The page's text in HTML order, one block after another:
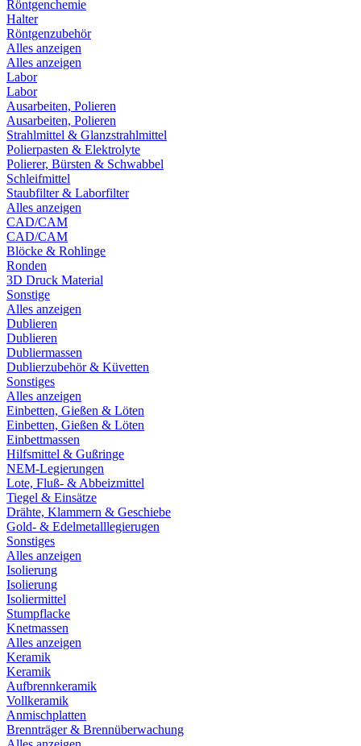
Röntgenchemie
Halter
Röntgenzubehör
Alles anzeigen
Alles anzeigen
Labor
Labor
Ausarbeiten, Polieren
Ausarbeiten, Polieren
Strahlmittel & Glanzstrahlmittel
Polierpasten & Elektrolyte
Polierer, Bürsten & Schwabbel
Schleifmittel
Staubfilter & Laborfilter
Alles anzeigen
CAD/CAM
CAD/CAM
Blöcke & Rohlinge
Ronden
3D Druck Material
Sonstige
Alles anzeigen
Dublieren
Dublieren
Dubliermassen
Dublierzubehör & Küvetten
Sonstiges
Alles anzeigen
Einbetten, Gießen & Löten
Einbetten, Gießen & Löten
Einbettmassen
Hilfsmittel & Gußringe
NEM-Legierungen
Lote, Fluß- & Abbeizmittel
Tiegel & Einsätze
Drähte, Klammern & Geschiebe
Gold- & Edelmetalllegierugen
Sonstiges
Alles anzeigen
Isolierung
Isolierung
Isoliermittel
Stumpflacke
Knetmassen
Alles anzeigen
Keramik
Keramik
Aufbrennkeramik
Vollkeramik
Anmischplatten
Brennträger & Brennüberwachung